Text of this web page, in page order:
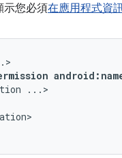
示您必須在應用程式資